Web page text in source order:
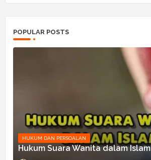
POPULAR POSTS
HUKUM DAN PERSOALAN
Hukum Suara Wanita dalam Islam